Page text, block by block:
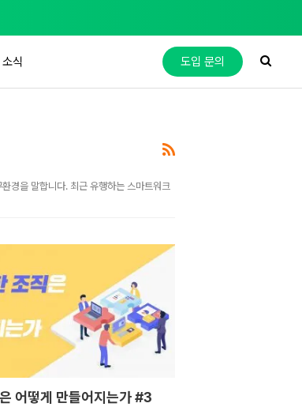
도입 문의
식
경을 말합니다. 최근 유행하는 스마트워크
어떻게 만들어지는가 #3